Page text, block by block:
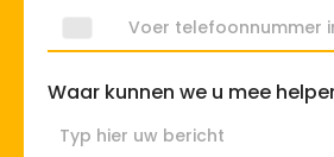
Waar kunnen we u mee